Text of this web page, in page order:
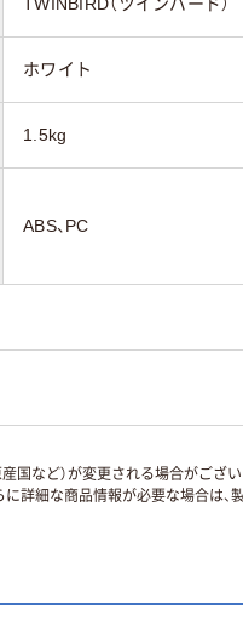
ホワイト
1.5kg
ABS、PC
国など）が変更される場合がござ
詳細な商品情報が必要な場合は、